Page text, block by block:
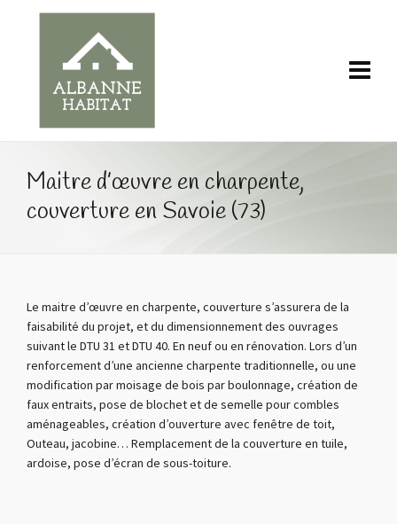
Maitre d’œuvre en charpente,
couverture en Savoie (73)
Le maitre d’œuvre en charpente, couverture s’assurera de la
faisabilité du projet, et du dimensionnement des ouvrages
suivant le DTU 31 et DTU 40. En neuf ou en rénovation. Lors d’un
renforcement d’une ancienne charpente traditionnelle, ou une
modification par moisage de bois par boulonnage, création de
faux entraits, pose de blochet et de semelle pour combles
aménageables, création d’ouverture avec fenêtre de toit,
Outeau, jacobine… Remplacement de la couverture en tuile,
ardoise, pose d’écran de sous-toiture.